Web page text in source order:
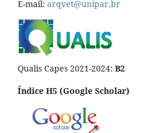
E-mail: arqvet@unipar.br
Qualis Capes 2021-2024: B2
Índice H5 (Google Scholar)